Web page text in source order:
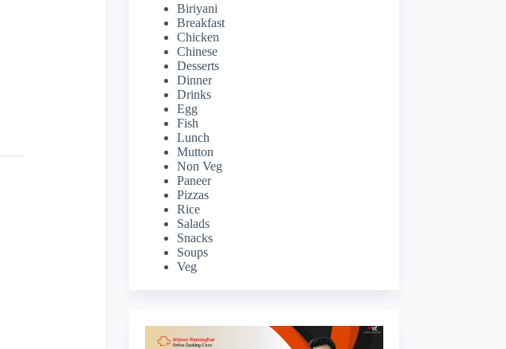
Biriyani
Breakfast
Chicken
Chinese
Desserts
Dinner
Drinks
Egg
Fish
Lunch
Mutton
Non Veg
Paneer
Pizzas
Rice
Salads
Snacks
Soups
Veg